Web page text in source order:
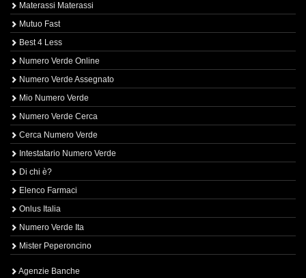
Materassi Materassi
Mutuo Fast
Best 4 Less
Numero Verde Online
Numero Verde Assegnato
Mio Numero Verde
Numero Verde Cerca
Cerca Numero Verde
Intestatario Numero Verde
Di chi è?
Elenco Farmaci
Onlus Italia
Numero Verde Ita
Mister Peperoncino
Agenzie Banche